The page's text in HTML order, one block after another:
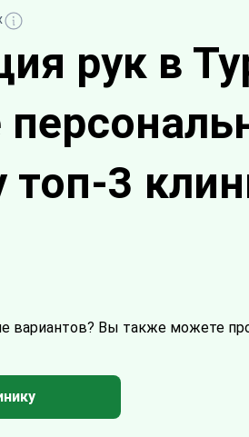
рук в
топ-3
вариантов? Вы также можете